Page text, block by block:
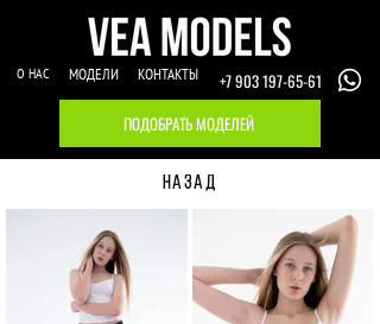
О НАС МОДЕЛИ КОНТАКТЫ
+7 903 197-65-61
ПОДОБРАТЬ МОДЕЛЕЙ
НАЗАД